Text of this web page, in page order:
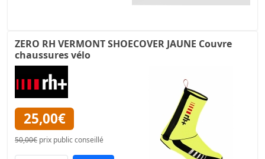
ZERO RH VERMONT SHOECOVER JAUNE Couvre
chaussures vélo
25,00€
50,00€ prix public conseillé